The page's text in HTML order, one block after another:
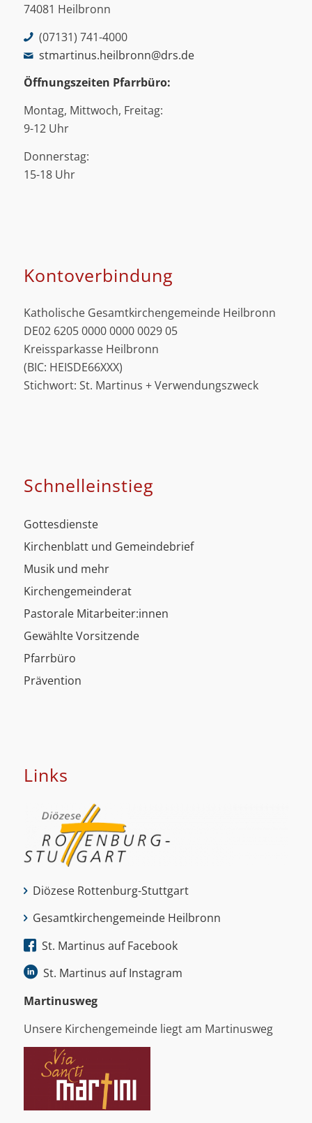
74081 Heilbronn
(07131) 741-4000
stmartinus.heilbronn@drs.de
Öffnungszeiten Pfarrbüro:
Montag, Mittwoch, Freitag:
9-12 Uhr
Donnerstag:
15-18 Uhr
Kontoverbindung
Katholische Gesamtkirchengemeinde Heilbronn
DE02 6205 0000 0000 0029 05
Kreissparkasse Heilbronn
(BIC: HEISDE66XXX)
Stichwort: St. Martinus + Verwendungszweck
Schnell­einstieg
Gottesdienste
Kirchenblatt und Gemeindebrief
Musik und mehr
Kirchengemeinderat
Pastorale Mitarbeiter:innen
Gewählte Vorsitzende
Pfarrbüro
Prävention
Links
Diözese Rottenburg-Stuttgart
Gesamtkirchengemeinde Heilbronn
St. Martinus auf Facebook
St. Martinus auf Instagram
Martinus­weg
Unsere Kirchengemeinde liegt am Martinusweg